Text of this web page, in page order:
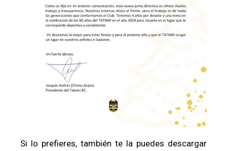
Si lo prefieres, también te la puedes descargar